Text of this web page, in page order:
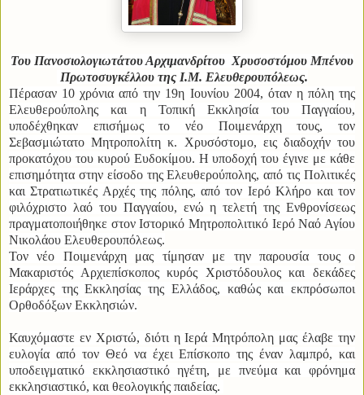
Του Πανοσιολογιωτάτου Αρχιμανδρίτου Χρυσοστόμου Μπένου
Πρωτοσυγκέλλου της Ι.Μ. Ελευθερουπόλεως.
Πέρασαν 10 χρόνια από την 19η Ιουνίου 2004, όταν η πόλη της
Ελευθερούπολης και η Τοπική Εκκλησία του Παγγαίου,
υποδέχθηκαν επισήμως το νέο Ποιμενάρχη τους, τον
Σεβασμιώτατο Μητροπολίτη κ. Χρυσόστομο, εις διαδοχήν του
προκατόχου του κυρού Ευδοκίμου. Η υποδοχή του έγινε με κάθε
επισημότητα στην είσοδο της Ελευθερούπολης, από τις Πολιτικές
και Στρατιωτικές Αρχές της πόλης, από τον Ιερό Κλήρο και τον
φιλόχριστο λαό του Παγγαίου, ενώ η τελετή της Ενθρονίσεως
πραγματοποιήθηκε στον Ιστορικό Μητροπολιτικό Ιερό Ναό Αγίου
Νικολάου Ελευθερουπόλεως.
Τον νέο Ποιμενάρχη μας τίμησαν με την παρουσία τους ο
Μακαριστός Αρχιεπίσκοπος κυρός Χριστόδουλος και δεκάδες
Ιεράρχες της Εκκλησίας της Ελλάδος, καθώς και εκπρόσωποι
Ορθοδόξων Εκκλησιών.
Καυχόμαστε εν Χριστώ, διότι η Ιερά Μητρόπολη μας έλαβε την
ευλογία από τον Θεό να έχει Επίσκοπο της έναν λαμπρό, και
υποδειγματικό εκκλησιαστικό ηγέτη, με πνεύμα και φρόνημα
εκκλησιαστικό, και θεολογικής παιδείας.